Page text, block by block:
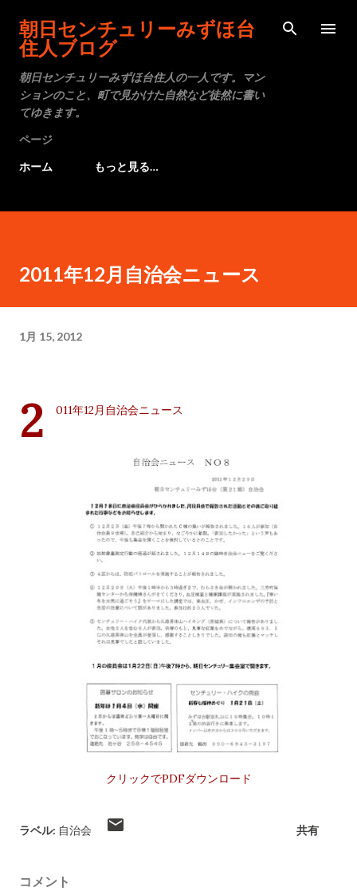
スキップしてメイン コンテンツに移動
朝日センチュリーみずほ台
住人ブログ
朝日センチュリーみずほ台住人の一人です。マン
ションのこと、町で見かけた自然など徒然に書い
てゆきます。
ページ
ホーム
もっと見る…
2011年12月自治会ニュース
1月 15, 2012
2 011年12月自治会ニュース
クリックでPDFダウンロード
ラベル: 自治会 共有
コメント